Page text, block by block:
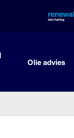
Olie advies